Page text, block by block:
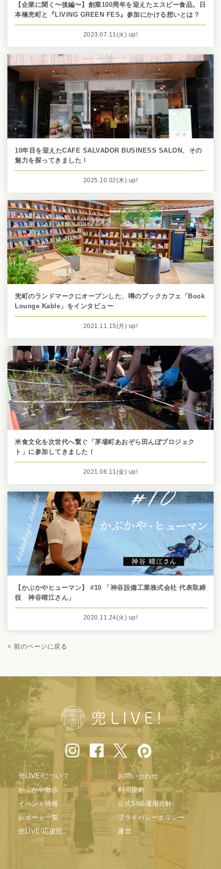
【企業に聞く〜後編〜】創業100周年を迎えたエスビー食品。日
本橋兜町と『LIVING GREEN FES』参加にかける想いとは？
2023.07.11(火) up!
10年目を迎えたCAFE SALVADOR BUSINESS SALON、その
魅力を探ってきました！
2025.10.02(木) up!
兜町のランドマークにオープンした、噂のブックカフェ「Book
Lounge Kable」をインタビュー
2021.11.15(月) up!
米食文化を次世代へ繋ぐ「茅場町あおぞら田んぼプロジェク
ト」に参加してきました！
2021.06.11(金) up!
【かぶかやヒューマン】 #10 「神谷設備工業株式会社 代表取締
役 神谷晴江さん」
2020.11.24(火) up!
< 前のページに戻る
兜LIVE!について
お問い合わせ
かぶかや散歩
利用規約
イベント情報
公式SNS運用方針
レポート一覧
プライバシーポリシー
兜LIVE!応援団
運営